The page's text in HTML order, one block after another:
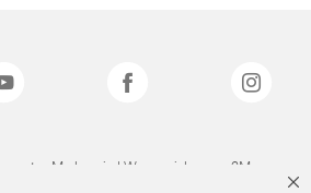
Marken sind Warenzeichen von 3M.